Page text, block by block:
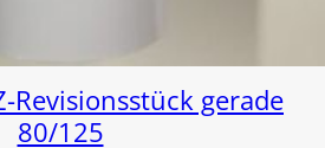
Revisionsstück gerade
80/125